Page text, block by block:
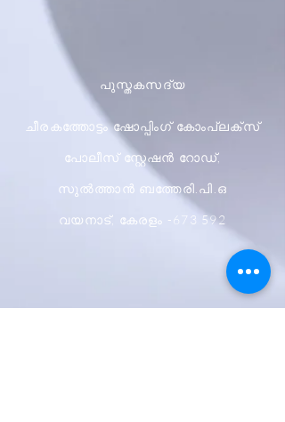
പുസ്തകസദ്യ
ചീരകത്തോട്ടം ഷോപ്പിംഗ് കോംപ്ലക്സ്
പോലീസ് സ്റ്റേഷൻ റോഡ്,
സുൽത്താൻ ബത്തേരി.പി.ഒ
വയനാട്, കേരളം -673 592